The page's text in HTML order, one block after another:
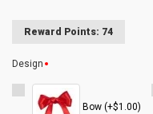
Reward Points: 74
Design
Bow (+$1.00)